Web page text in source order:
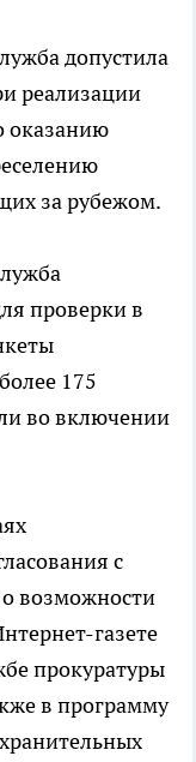
допустила
реализации
оказанию
за рубежом.
проверки в
175
во включении
с
возможности
газете
прокуратуры
в программу